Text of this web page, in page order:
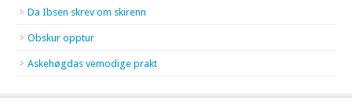
Da Ibsen skrev om skirenn
Obskur opptur
Askehøgdas vemodige prakt